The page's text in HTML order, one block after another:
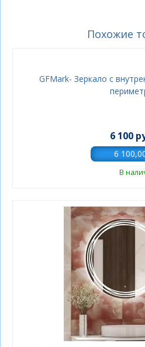
Похожие
GFMark- Зеркало с
6 100
В